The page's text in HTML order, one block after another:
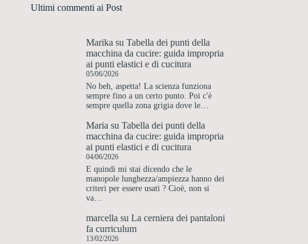
Ultimi commenti ai Post
Marika suTabella dei punti della
macchina da cucire: guida impropria
ai punti elastici e di cucitura
05/06/2026
No beh, aspetta! La scienza funziona
sempre fino a un certo punto. Poi c'è
sempre quella zona grigia dove le…
Maria suTabella dei punti della
macchina da cucire: guida impropria
ai punti elastici e di cucitura
04/06/2026
E quindi mi stai dicendo che le
manopole lunghezza/ampiezza hanno dei
criteri per essere usati ? Cioè, non si
va…
marcella suLa cerniera dei pantaloni
fa curriculum
13/02/2026